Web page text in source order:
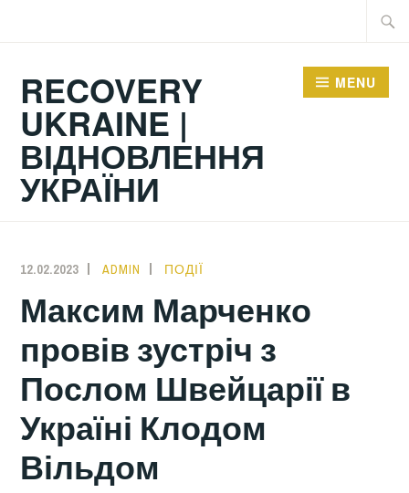
RECOVERY
UKRAINE |
ВІДНОВЛЕННЯ
УКРАЇНИ
MENU
12.02.2023 ADMIN ПОДІЇ
Максим Марченко
провів зустріч з
Послом Швейцарії в
Україні Клодом
Вільдом